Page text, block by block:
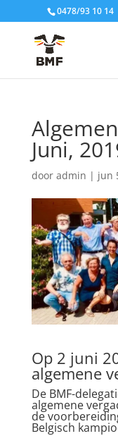
0478/93 10 14
Juni,
door admin | jun
Op 2 juni
algemene
De BMF-
algemene
de
Belgisch